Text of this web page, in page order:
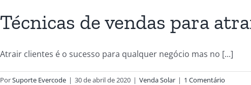
Técnicas de vendas para
Atrair clientes é o sucesso para qualquer negócio mas no [...]
PorSuporte Evercode | 30 de abril de 2020 | Venda Solar | 1 Comentário